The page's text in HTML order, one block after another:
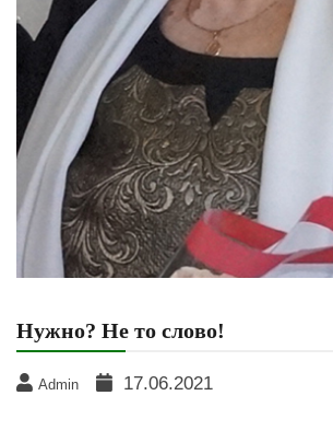
Нужно? Не то слово!
Admin 17.06.2021